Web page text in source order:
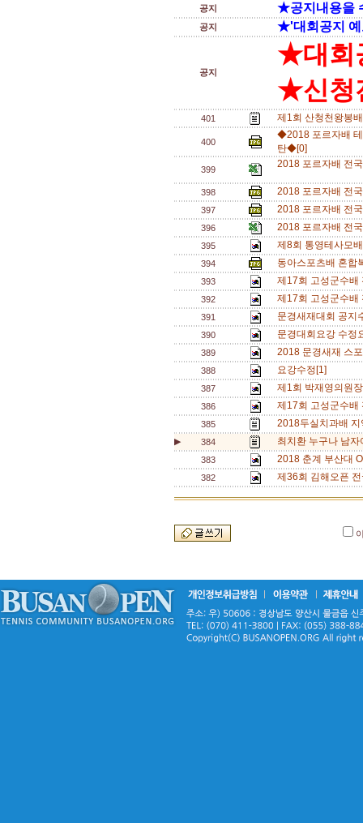
공지 ★공지내용을
공지 ★'대회공지 예
공지
★대회
★신청
401 제1회 산청천왕봉
400
◆2018 포르자배
탄◆[0]
399 2018 포르자배 전
398 2018 포르자배 전
397 2018 포르자배 전
396 2018 포르자배 전
395 제8회 통영테사모
394 동아스포츠배 혼합
393 제17회 고성군수
392 제17회 고성군수
391 문경새재대회 공
390 문경대회요강 수
389 2018 문경새재 스
388 요강수정[1]
387 제1회 박재영의원
386 제17회 고성군수
385 2018두실치과배
▶ 384 최치환 누구나 남
383 2018 춘계 부산대
382 제36회 김해오픈